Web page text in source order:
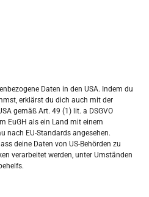
Daten in den USA. Indem du
erklärst du dich auch mit der
gemäß Art. 49 (1) lit. a DSGVO
EuGH als ein Land mit einem
nach EU-Standards angesehen.
deine Daten von US-Behörden zu
verarbeitet werden, unter Umständen
2017
D F S
1 2
7 8 9 10